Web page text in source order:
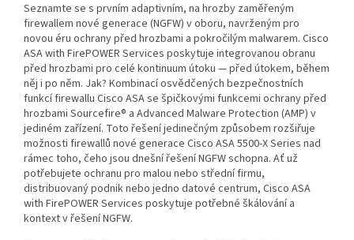
Seznamte se s prvním adaptivním, na hrozby zaměřeným
firewallem nové generace (NGFW) v oboru, navrženým pro
novou éru ochrany před hrozbami a pokročilým malwarem. Cisco
ASA with FirePOWER Services poskytuje integrovanou obranu
před hrozbami pro celé kontinuum útoku — před útokem, během
něj i po něm. Jak? Kombinací osvědčených bezpečnostních
funkcí firewallu Cisco ASA se špičkovými funkcemi ochrany před
hrozbami Sourcefire® a Advanced Malware Protection (AMP) v
jediném zařízení. Toto řešení jedinečným způsobem rozšiřuje
možnosti firewallů nové generace Cisco ASA 5500-X Series nad
rámec toho, čeho jsou dnešní řešení NGFW schopna. Ať už
potřebujete ochranu pro malou nebo střední firmu,
distribuovaný podnik nebo jedno datové centrum, Cisco ASA
with FirePOWER Services poskytuje potřebné škálování a
kontext v řešení NGFW.